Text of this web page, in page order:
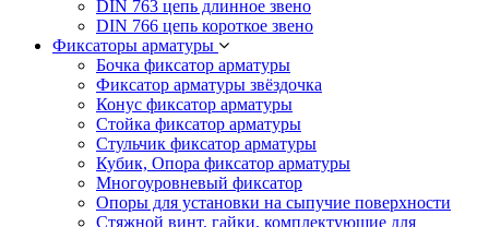
DIN 763 цепь длинное звено
DIN 766 цепь короткое звено
Фиксаторы арматуры
Бочка фиксатор арматуры
Фиксатор арматуры звёздочка
Конус фиксатор арматуры
Стойка фиксатор арматуры
Стульчик фиксатор арматуры
Кубик, Опора фиксатор арматуры
Многоуровневый фиксатор
Опоры для установки на сыпучие поверхности
Стяжной винт, гайки, комплектующие для